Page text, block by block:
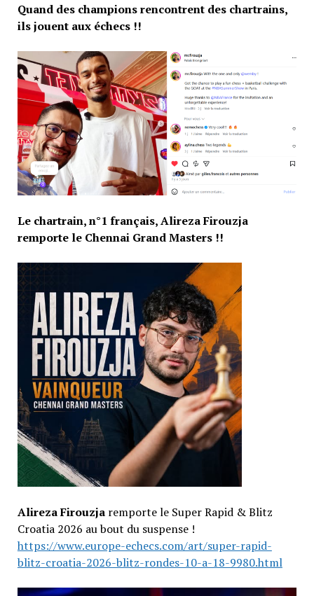
Quand des champions rencontrent des chartrains,
ils jouent aux échecs !!
Le chartrain, n°1 français, Alireza Firouzja
remporte le Chennai Grand Masters !!
Alireza Firouzjaremporte le Super Rapid & Blitz
Croatia 2026 au bout du suspense !
https://www.europe-echecs.com/art/super-rapid-
blitz-croatia-2026-blitz-rondes-10-a-18-9980.html